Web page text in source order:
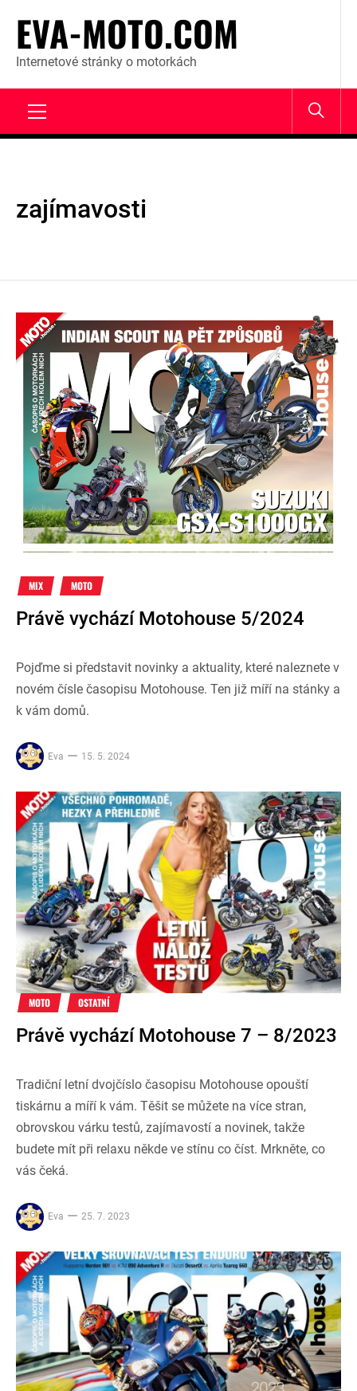
content
EVA-MOTO.COM
Internetové stránky o motorkách
zajímavosti
MIX MOTO
Právě vychází Motohouse 5/2024
Pojďme si představit novinky a aktuality, které naleznete v
novém čísle časopisu Motohouse. Ten již míří na stánky a
k vám domů.
Eva 15. 5. 2024
MOTO OSTATNÍ
Právě vychází Motohouse 7 – 8/2023
Tradiční letní dvojčíslo časopisu Motohouse opouští
tiskárnu a míří k vám. Těšit se můžete na více stran,
obrovskou várku testů, zajímavostí a novinek, takže
budete mít při relaxu někde ve stínu co číst. Mrkněte, co
vás čeká.
Eva 25. 7. 2023